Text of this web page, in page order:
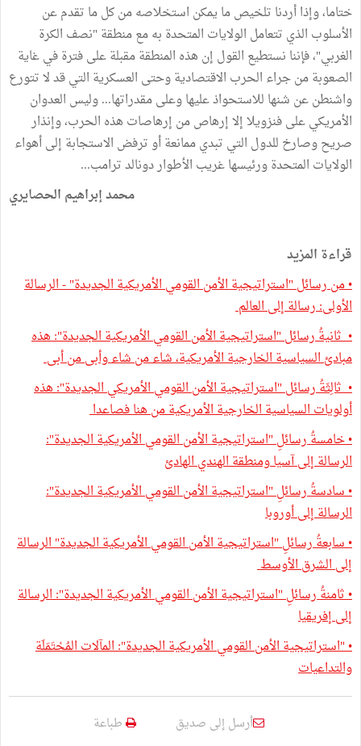
ختاما، وإذا أردنا تلخيص ما يمكن استخلاصه من كل ما تقدم عن
الأسلوب الذي تتعامل الولايات المتحدة به مع منطقة "نصف الكرة
الغربي"، فإننا نستطيع القول إن هذه المنطقة مقبلة على فترة في غاية
الصعوبة من جراء الحرب الاقتصادية وحتى العسكرية التي قد لا تتورع
واشنطن عن شنها للاستحواذ عليها وعلى مقدراتها... وليس العدوان
الأمريكي على فنزويلا إلا إرهاص من إرهاصات هذه الحرب، وإنذار
صريح وصارخ للدول التي تبدي ممانعة أو ترفض الاستجابة إلى أهواء
الولايات المتحدة ورئيسها غريب الأطوار دونالد ترامب...
محمد إبراهيم الحصايري
قراءة المزيد
• من رسائل "استراتيجية الأمن القومي الأمريكية الجديدة" - الرسالة
الأولى: رسالة إلى العالم
• ثانيةُ رسائل "استراتيجية الأمن القومي الأمريكية الجديدة": هذه
مبادئ السياسية الخارجية الأمريكية، شاء من شاء وأبى من أبى
• ثالِثَةُ رسائل "استراتيجية الأمن القومي الأمريكي الجديدة": هذه
أولويات السياسية الخارجية الأمريكية من هنا فصاعدا
• خامسةُ رسائلِ "استراتيجية الأمن القومي الأمريكية الجديدة":
الرسالة إلى آسيا ومنطقة الهندي الهادئ
• سادسةُ رسائلِ "استراتيجية الأمن القومي الأمريكية الجديدة":
الرسالة إلى أوروبا
• سابعةُ رسائلِ "استراتيجية الأمن القومي الأمريكية الجديدة" الرسالة
إلى الشرق الأوسط
• ثامنةُ رسائلِ "استراتيجية الأمن القومي الأمريكية الجديدة": الرسالة
إلى إفريقيا
• "استراتيجية الأمن القومي الأمريكية الجديدة": المآلات المُحْتَمَلَة
والتداعيات
أرسل إلى صديق طباعة